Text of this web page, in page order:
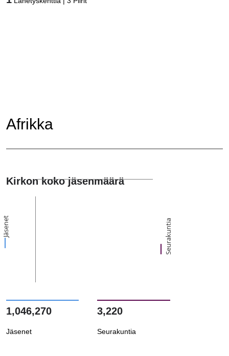
Afrikka
Kirkon koko jäsenmäärä
Jäsenet Seurakuntia
1,046,270
Jäsenet
3,220
Seurakuntia